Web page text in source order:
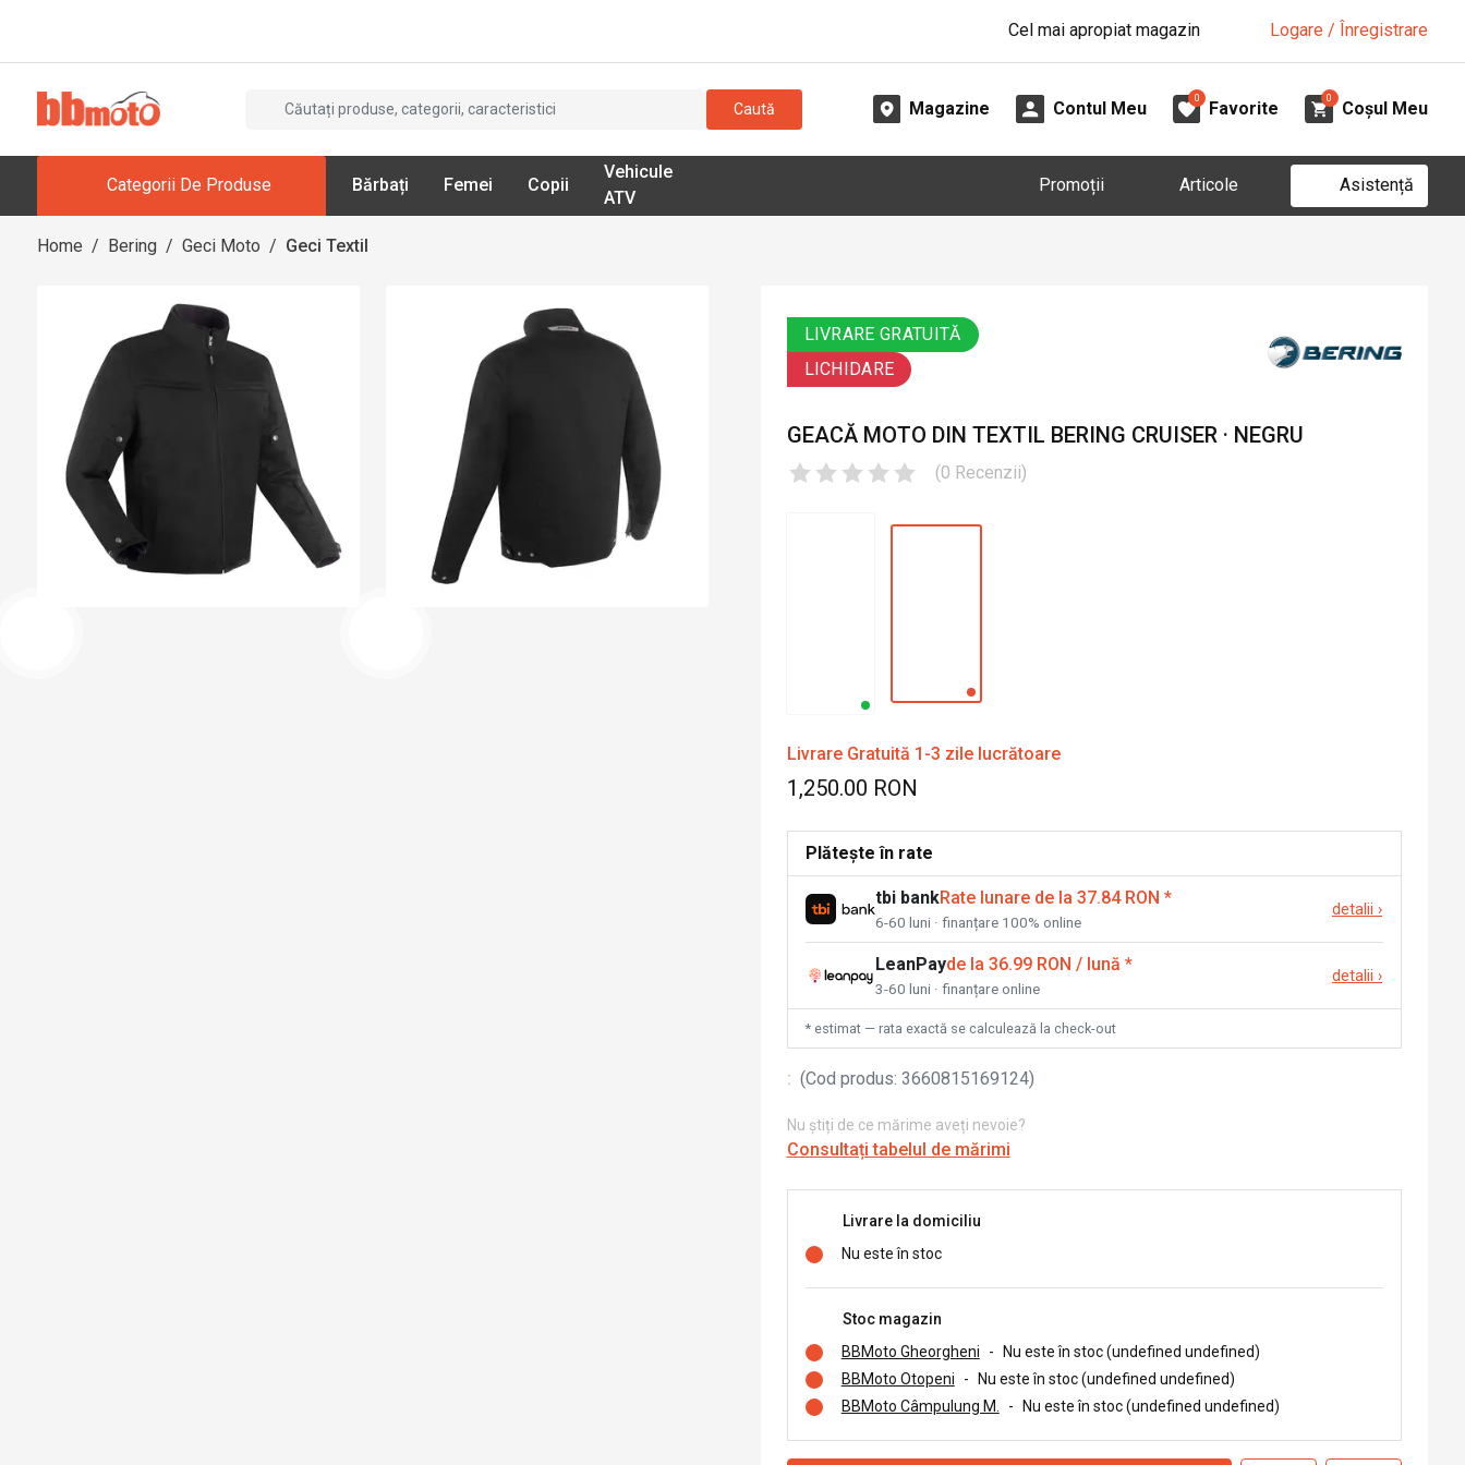
Cel mai apropiat magazin Logare / Înregistrare
Caută Magazine Contul Meu
0
Favorite
0
Coșul Meu
Categorii De Produse Bărbați Femei Copii
Vehicule
ATV
Promoții Articole Asistență
Home / Bering / Geci Moto / Geci Textil
LIVRARE GRATUITĂ
LICHIDARE
GEACĂ MOTO DIN TEXTIL BERING CRUISER · NEGRU
(0 Recenzii)
Livrare Gratuită 1-3 zile lucrătoare
1,250.00 RON
Plătește în rate
tbi bankRate lunare de la 37.84 RON *
6-60 luni · finanțare 100% online
detalii ›
LeanPayde la 36.99 RON / lună *
3-60 luni · finanțare online
detalii ›
* estimat — rata exactă se calculează la check-out
: (Cod produs: 3660815169124)
Nu știți de ce mărime aveți nevoie?
Consultați tabelul de mărimi
Livrare la domiciliu
Nu este în stoc
Stoc magazin
BBMoto Gheorgheni
-
Nu este în stoc (undefined undefined)
BBMoto Otopeni
-
Nu este în stoc (undefined undefined)
BBMoto Câmpulung M.
- Nu este în stoc (undefined undefined)